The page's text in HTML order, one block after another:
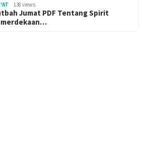
138 views
Jumat PDF Tentang Spirit